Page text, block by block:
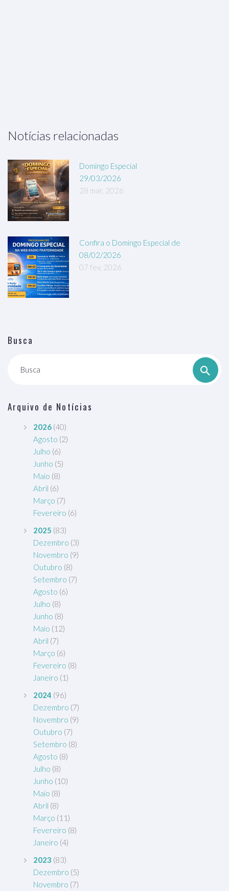
Notícias relacionadas
Domingo Especial
29/03/2026
28 mar, 2026
Confira o Domingo Especial de
08/02/2026
07 fev, 2026
Busca
Busca
Arquivo de Notícias
2026 (40)
Agosto (2)
Julho (6)
Junho (5)
Maio (8)
Abril (6)
Março (7)
Fevereiro (6)
2025 (83)
Dezembro (3)
Novembro (9)
Outubro (8)
Setembro (7)
Agosto (6)
Julho (8)
Junho (8)
Maio (12)
Abril (7)
Março (6)
Fevereiro (8)
Janeiro (1)
2024 (96)
Dezembro (7)
Novembro (9)
Outubro (7)
Setembro (8)
Agosto (8)
Julho (8)
Junho (10)
Maio (8)
Abril (8)
Março (11)
Fevereiro (8)
Janeiro (4)
2023 (83)
Dezembro (5)
Novembro (7)